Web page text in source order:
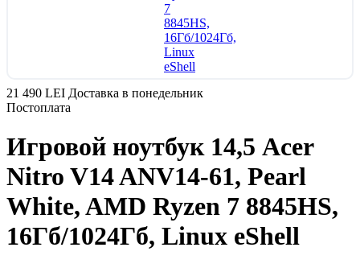
21 490 LEI Доставка в понедельник
Постоплата
Игровой ноутбук 14,5 Acer
Nitro V14 ANV14-61, Pearl
White, AMD Ryzen 7 8845HS,
16Гб/1024Гб, Linux eShell